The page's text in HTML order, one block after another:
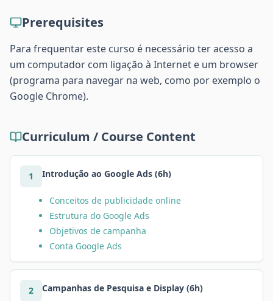
Prerequisites
Para frequentar este curso é necessário ter acesso a
um computador com ligação à Internet e um browser
(programa para navegar na web, como por exemplo o
Google Chrome).
Curriculum / Course Content
1 Introdução ao Google Ads (6h)
Conceitos de publicidade online
Estrutura do Google Ads
Objetivos de campanha
Conta Google Ads
2 Campanhas de Pesquisa e Display (6h)